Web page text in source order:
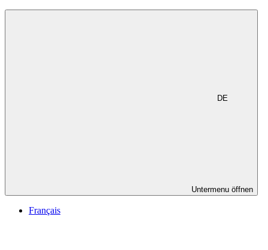
DE
Untermenu öffnen
Français